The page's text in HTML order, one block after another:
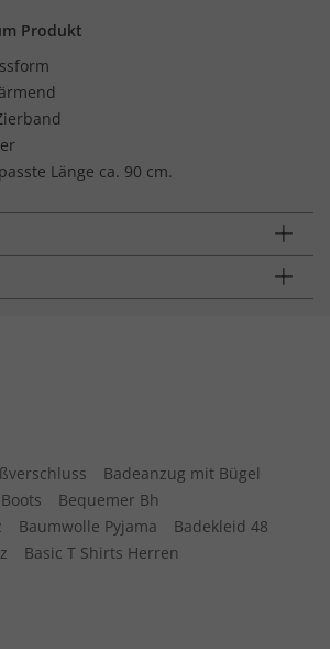
Produkt
Länge ca. 90 cm.
Badeanzug mit Bügel
Bequemer Bh
Baumwolle Pyjama
Badekleid 48
Basic T Shirts Herren